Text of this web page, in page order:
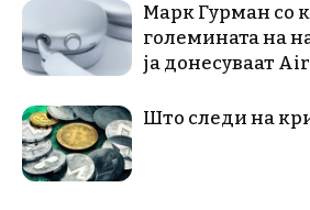
Марк Гурман со
големината на
ја донесуваат
Што следи на